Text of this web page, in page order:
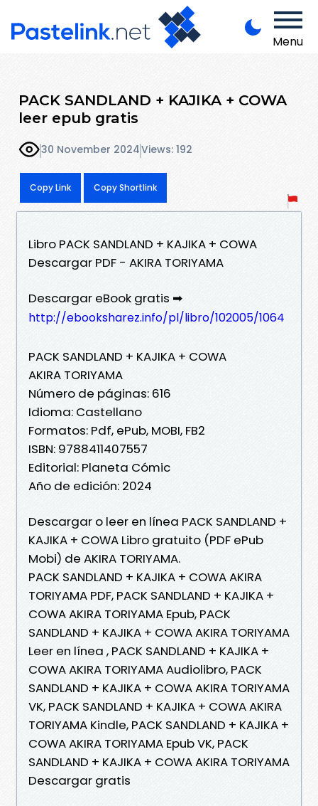
Menu
PACK SANDLAND + KAJIKA + COWA
leer epub gratis
30 November 2024Views: 192
Copy Link Copy Shortlink
Libro PACK SANDLAND + KAJIKA + COWA
Descargar PDF - AKIRA TORIYAMA
Descargar eBook gratis ➡
http://ebooksharez.info/pl/libro/102005/1064
PACK SANDLAND + KAJIKA + COWA
AKIRA TORIYAMA
Número de páginas: 616
Idioma: Castellano
Formatos: Pdf, ePub, MOBI, FB2
ISBN: 9788411407557
Editorial: Planeta Cómic
Año de edición: 2024
Descargar o leer en línea PACK SANDLAND +
KAJIKA + COWA Libro gratuito (PDF ePub
Mobi) de AKIRA TORIYAMA.
PACK SANDLAND + KAJIKA + COWA AKIRA
TORIYAMA PDF, PACK SANDLAND + KAJIKA +
COWA AKIRA TORIYAMA Epub, PACK
SANDLAND + KAJIKA + COWA AKIRA TORIYAMA
Leer en línea , PACK SANDLAND + KAJIKA +
COWA AKIRA TORIYAMA Audiolibro, PACK
SANDLAND + KAJIKA + COWA AKIRA TORIYAMA
VK, PACK SANDLAND + KAJIKA + COWA AKIRA
TORIYAMA Kindle, PACK SANDLAND + KAJIKA +
COWA AKIRA TORIYAMA Epub VK, PACK
SANDLAND + KAJIKA + COWA AKIRA TORIYAMA
Descargar gratis